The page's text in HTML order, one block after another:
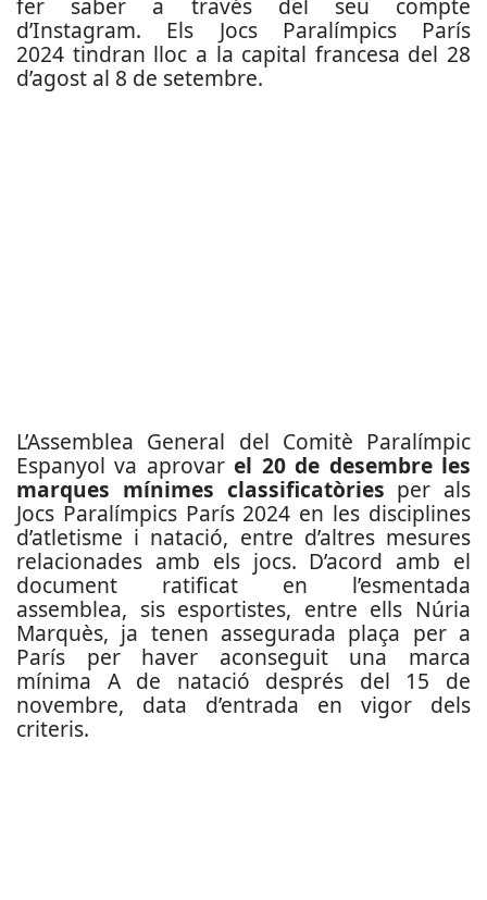
fer saber a través del seu compte
d’Instagram. Els
Jocs Paralímpics París
2024 tindran lloc a la capital francesa del 28
d’agost al 8 de setembre.
L’Assemblea General del Comitè Paralímpic
Espanyol va aprovarel 20 de desembre les
marques mínimes classificatòries per als
Jocs Paralímpics París 2024 en les disciplines
d’atletisme i natació, entre d’altres mesures
relacionades amb els jocs. D’acord amb el
document ratificat en l’esmentada
assemblea, sis esportistes, entre ells Núria
Marquès, ja tenen assegurada plaça per a
París per haver aconseguit una marca
mínima A de natació després del 15 de
novembre, data d’entrada en vigor dels
criteris.